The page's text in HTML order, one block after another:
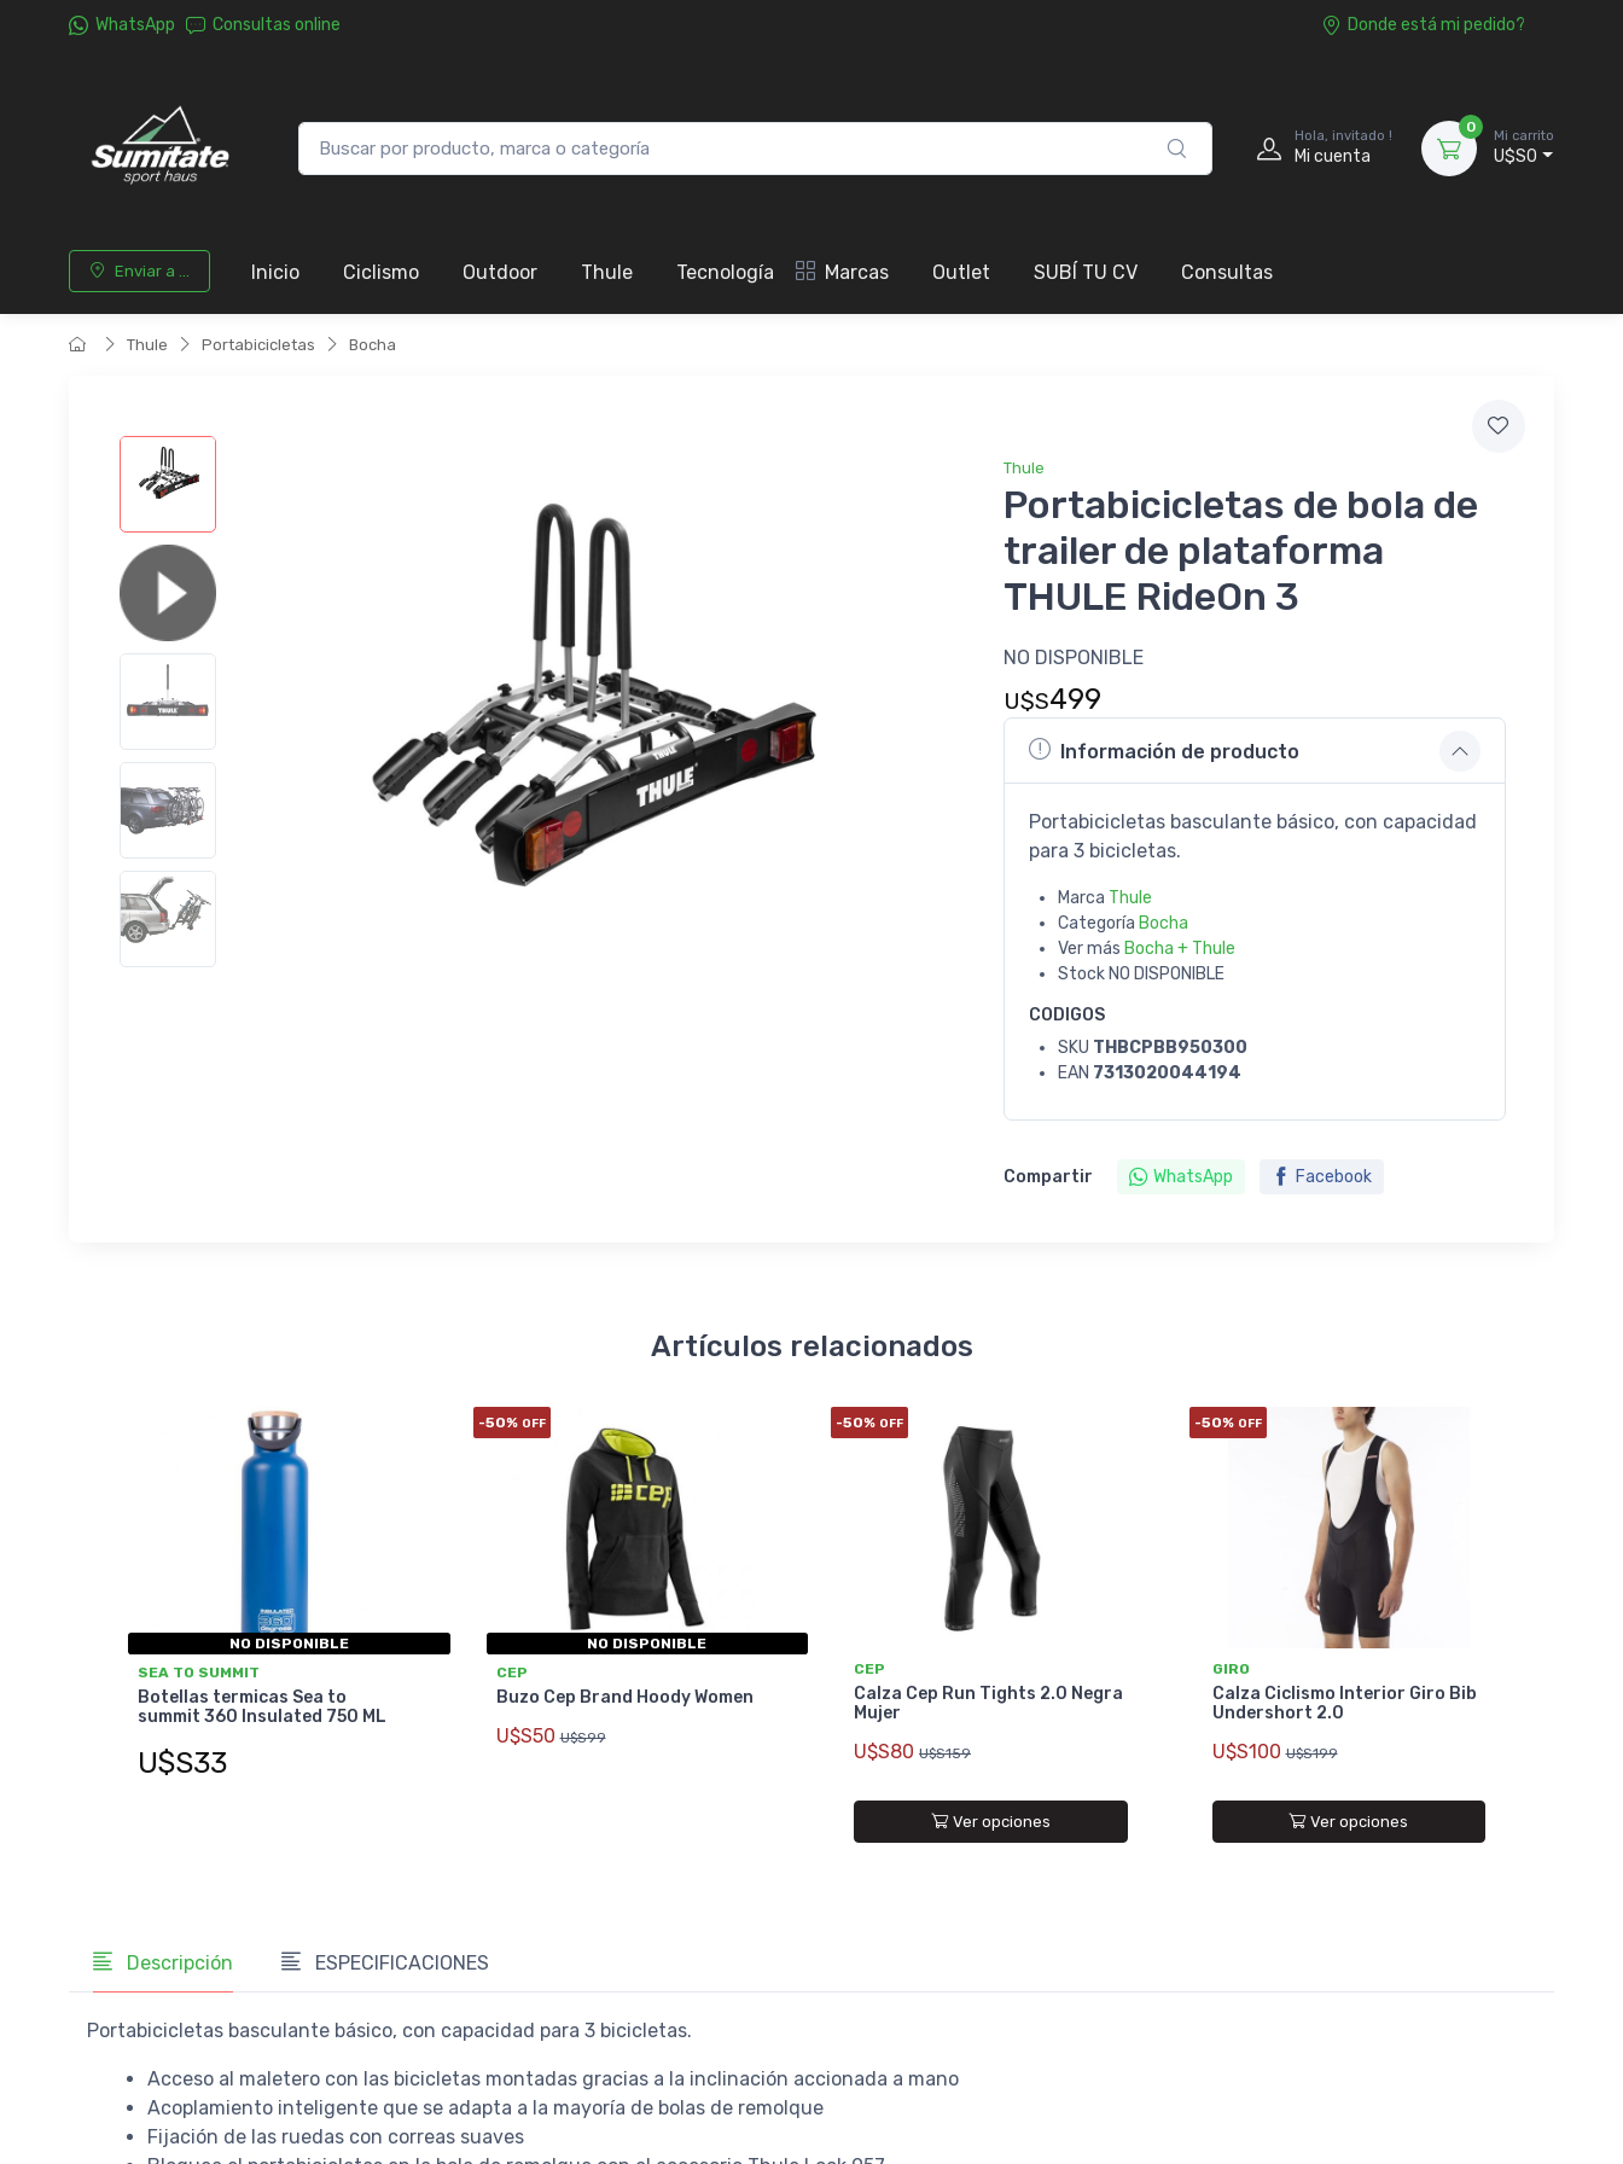
WhatsApp Consultas online Donde está mi pedido?
Hola, invitado !
Mi cuenta
0
Mi carrito
U$S0
Enviar a ... Inicio Ciclismo Outdoor Thule Tecnología Marcas Outlet SUBÍ TU CV Consultas
Thule Portabicicletas Bocha
Thule
Portabicicletas de bola de
trailer de plataforma
THULE RideOn 3
NO DISPONIBLE
U$S499
Información de producto
Portabicicletas basculante básico, con capacidad
para 3 bicicletas.
Marca Thule
Categoría Bocha
Ver más Bocha + Thule
Stock NO DISPONIBLE
CODIGOS
SKU THBCPBB950300
EAN 7313020044194
Compartir WhatsApp Facebook
Artículos relacionados
NO DISPONIBLE
SEA TO SUMMIT
Botellas termicas Sea to
summit 360 Insulated 750 ML
U$S33
-50% OFF
NO DISPONIBLE
CEP
Buzo Cep Brand Hoody Women
U$S50 U$S99
-50% OFF
CEP
Calza Cep Run Tights 2.0 Negra
Mujer
U$S80 U$S159
Ver opciones
-50% OFF
GIRO
Calza Ciclismo Interior Giro Bib
Undershort 2.0
U$S100 U$S199
Ver opciones
Descripción ESPECIFICACIONES
Portabicicletas basculante básico, con capacidad para 3 bicicletas.
Acceso al maletero con las bicicletas montadas gracias a la inclinación accionada a mano
Acoplamiento inteligente que se adapta a la mayoría de bolas de remolque
Fijación de las ruedas con correas suaves